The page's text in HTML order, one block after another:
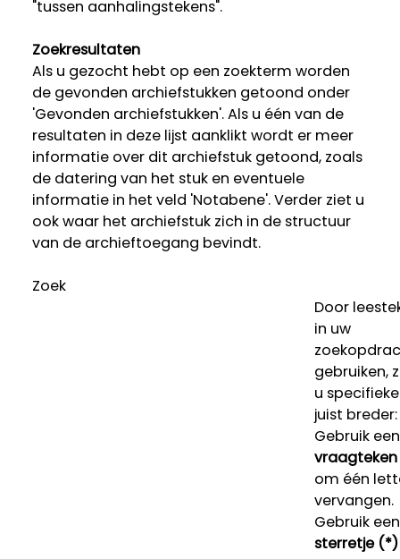
"tussen aanhalingstekens".
Zoekresultaten
Als u gezocht hebt op een zoekterm worden
de gevonden archiefstukken getoond onder
'Gevonden archiefstukken'. Als u één van de
resultaten in deze lijst aanklikt wordt er meer
informatie over dit archiefstuk getoond, zoals
de datering van het stuk en eventuele
informatie in het veld 'Notabene'. Verder ziet u
ook waar het archiefstuk zich in de structuur
van de archieftoegang bevindt.
Zoek
Door
in uw
gebruiken,
u
juist breder:
Gebruik een
om één
vervangen.
Gebruik een
sterretje (*)